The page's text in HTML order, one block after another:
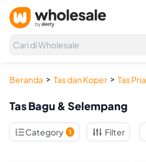
Cari di Wholesale
Beranda > Tas dan Koper > Tas Pria
Tas Bagu & Selempang
Category 1 Filter